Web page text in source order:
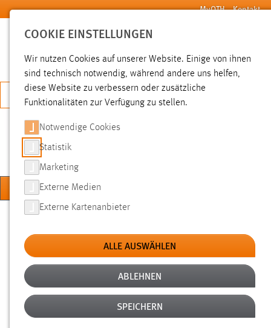
Zum Hauptinhalt springen MyOTH Kontakt
SUCHE
JETZT BEWERBEN
KOMPETENZZENTRUM
DIGITALE LEHRE
Sie sind hier:
TOOLS AN DER OTH
OTHAWKI
COOKIE EINSTELLUNGEN
Wir nutzen Cookies auf unserer Website. Einige von ihnen
sind technisch notwendig, während andere uns helfen,
diese Website zu verbessern oder zusätzliche
Funktionalitäten zur Verfügung zu stellen.
Notwendige Cookies
Statistik
Marketing
Externe Medien
Externe Kartenanbieter
ALLE AUSWÄHLEN
ABLEHNEN
SPEICHERN